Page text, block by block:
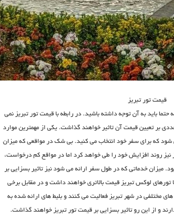
قیمت تور تبریز
باید به آن توجه داشته باشید. در رابطه با قیمت تور تبریز نمی
بر تعیین قیمت آن تاثیر خواهند گذاشت. یکی از مهمترین موارد
شود که برای سفر خود انتخاب می کنید. بی شک در مواقعی که میزان
روند افزایش خود را طی خواهد کرد اما در مواقع کم درخواست،
میزان خدماتی که در طول سفر ارائه می شود نیز تاثیر بسزایی بر
لوکس تبریز قیمت بالاتری خواهند داشت و در مقابل برخی
مختلفی در شهر تبریز فعالیت می کنند و بلیط های ارائه شده به
و از این رو تاثیر بسزایی بر قیمت تور تبریز خواهند گذاشت.